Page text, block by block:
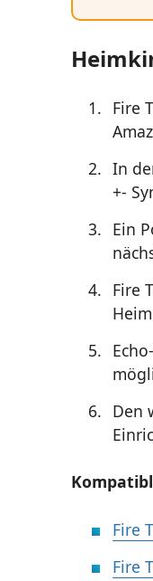
Fire
In
+-
Ein
Fire
Den
Fire
Fire